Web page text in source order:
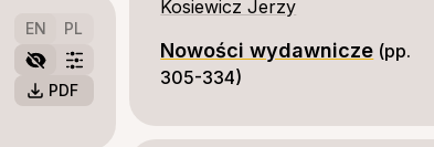
EN PL
PDF
Kosiewicz Jerzy
Nowości wydawnicze (pp.
305-334)